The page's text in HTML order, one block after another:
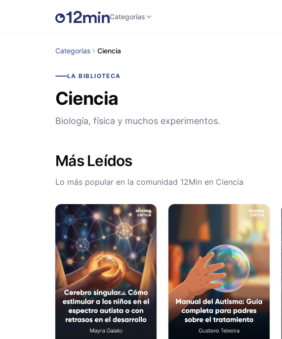
Categorías
Categorías Ciencia
LA BIBLIOTECA
Ciencia
Biología, física y muchos experimentos.
Más Leídos
Lo más popular en la comunidad 12Min en Ciencia